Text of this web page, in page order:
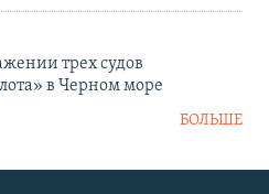
трех судов
в Черном море
БОЛЬШЕ